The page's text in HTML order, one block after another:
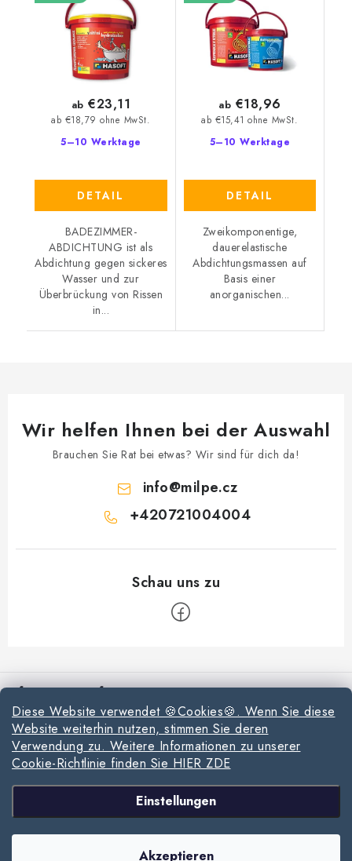
Diese Website verwendet 🍪Cookies🍪. Wenn Sie diese
Website weiterhin nutzen, stimmen Sie deren
Verwendung zu. Weitere Informationen zu unserer
Cookie-Richtlinie finden Sie HIER ZDE
Einstellungen
Akzeptieren
5–10 Werktage
ab €18,79 ohne MwSt.
ab €23,11
DETAIL
BADEZIMMER-
ABDICHTUNG ist als
Abdichtung gegen sickeres
Wasser und zur
Überbrückung von Rissen
in...
5–10 Werktage
ab €15,41 ohne MwSt.
ab €18,96
DETAIL
Zweikomponentige,
dauerelastische
Abdichtungsmassen auf
Basis einer
anorganischen...
Wir helfen Ihnen bei der Auswahl
Brauchen Sie Rat bei etwas? Wir sind für dich da!
info@milpe.cz
+420721004004
u
ß Informationen für Sie
Reklamationen und Rücksendungen
Richtlinien zur Verwendung von Cookies
Datenschutzerklärung
Allgemeinen Geschäftsbedingungen
Wir akzeptieren online-Zahlungen
Copyright 2026www.milpe.sk. Alle Rechte vorbehalten.Cookie-Einstellungen
ändern